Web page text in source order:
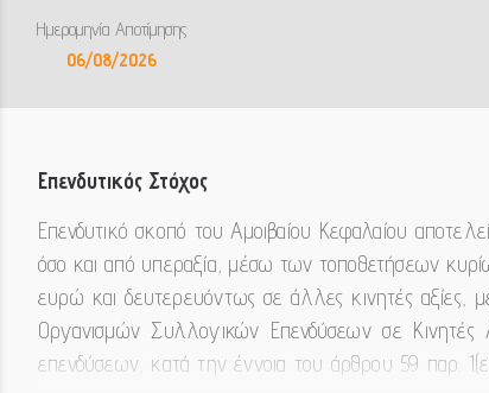
Ημερομηνία Αποτίμησης
06/08/2026
Επενδυτικός Στόχος
Επενδυτικό σκοπό του Αμοιβαίου Κεφαλαίου
όσο και από υπεραξία, μέσω των τοποθετήσεων
ευρώ και δευτερευόντως σε άλλες κινητές αξίες,
Οργανισμών Συλλογικών Επενδύσεων σε
επενδύσεων, κατά την έννοια του άρθρου 59 παρ.